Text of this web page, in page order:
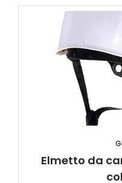
Elmetto da